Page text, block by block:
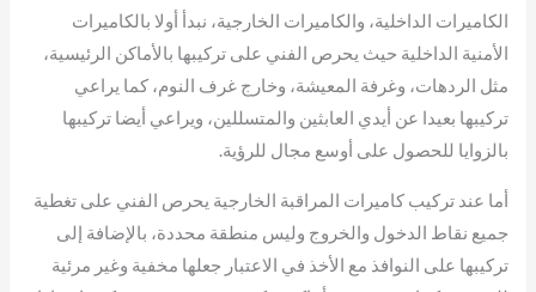
الكاميرات الداخلية، والكاميرات الخارجية، نبدأ أولا بالكاميرات
الأمنية الداخلية حيث يحرص الفني على تركيبها بالأماكن الرئيسية،
مثل الردهات، وغرفة المعيشة، وخارج غرف النوم، كما يراعي
تركيبها بعيدا عن أيدي العابثين والمتسللين، ويراعي أيضا تركيبها
بالزوايا للحصول على أوسع مجال للرؤية.
أما عند تركيب كاميرات المراقبة الخارجية يحرص الفني على تغطية
جميع نقاط الدخول والخروج وليس منطقة محددة، بالإضافة إلى
تركيبها على النوافذ مع الأخذ في الاعتبار جعلها مخفية وغير مرئية